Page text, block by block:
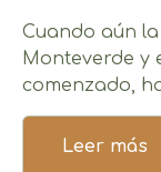
Cuando aún
Monteverde y
comenzado,
Leer más